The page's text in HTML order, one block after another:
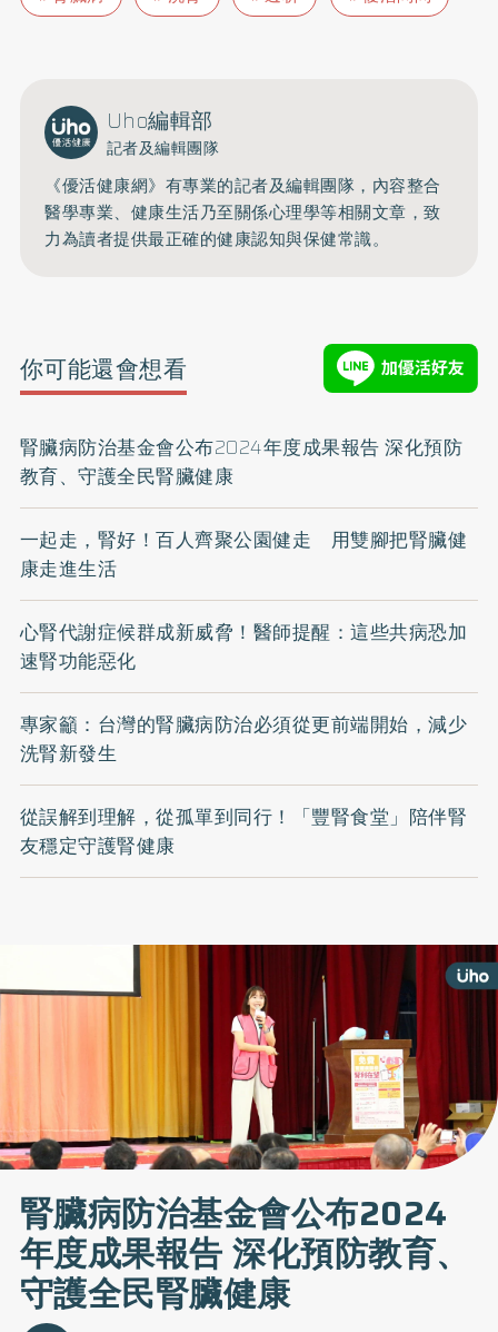
Uho編輯部
記者及編輯團隊
《優活健康網》有專業的記者及編輯團隊，內容整合
醫學專業、健康生活乃至關係心理學等相關文章，致
力為讀者提供最正確的健康認知與保健常識。
你可能還會想看
腎臟病防治基金會公布2024年度成果報告 深化預防
教育、守護全民腎臟健康
一起走，腎好！百人齊聚公園健走 用雙腳把腎臟健
康走進生活
心腎代謝症候群成新威脅！醫師提醒：這些共病恐加
速腎功能惡化
專家籲：台灣的腎臟病防治必須從更前端開始，減少
洗腎新發生
從誤解到理解，從孤單到同行！「豐腎食堂」陪伴腎
友穩定守護腎健康
腎臟病防治基金會公布2024
年度成果報告 深化預防教育、
守護全民腎臟健康